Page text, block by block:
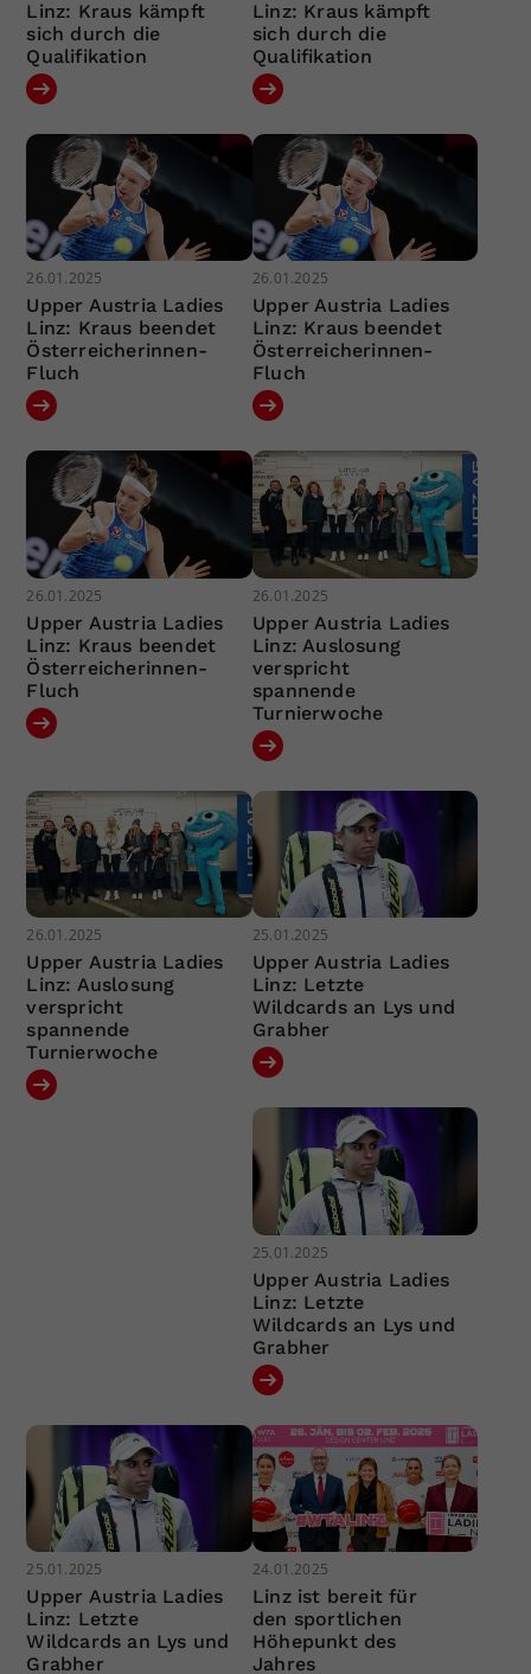
Linz: Kraus kämpft
sich durch die
Qualifikation
Linz: Kraus kämpft
sich durch die
Qualifikation
26.01.2025
Upper Austria Ladies
Linz: Kraus beendet
Österreicherinnen-
Fluch
26.01.2025
Upper Austria Ladies
Linz: Kraus beendet
Österreicherinnen-
Fluch
26.01.2025
Upper Austria Ladies
Linz: Kraus beendet
Österreicherinnen-
Fluch
26.01.2025
Upper Austria Ladies
Linz: Auslosung
verspricht
spannende
Turnierwoche
26.01.2025
Upper Austria Ladies
Linz: Auslosung
verspricht
spannende
Turnierwoche
25.01.2025
Upper Austria Ladies
Linz: Letzte
Wildcards an Lys und
Grabher
25.01.2025
Upper Austria Ladies
Linz: Letzte
Wildcards an Lys und
Grabher
25.01.2025
Upper Austria Ladies
Linz: Letzte
Wildcards an Lys und
Grabher
24.01.2025
Linz ist bereit für
den sportlichen
Höhepunkt des
Jahres